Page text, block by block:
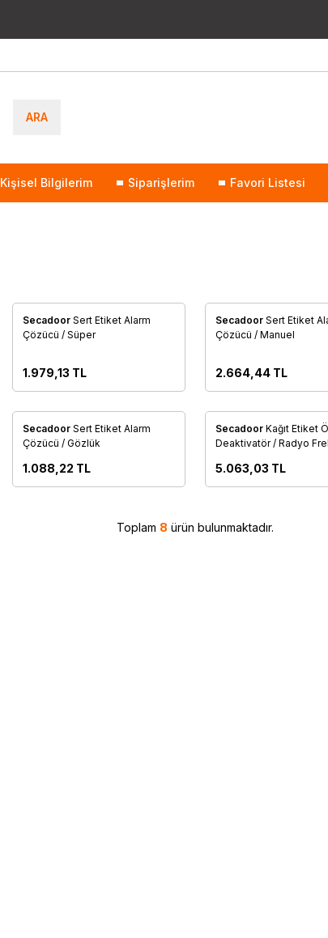
ARA
Kişisel Bilgilerim Siparişlerim Favori Listesi
Favorilere Ekle
Secadoor Sert Etiket Alarm
Çözücü / Süper
1.979,13 TL
Favorilere Ekle
Secadoor Sert Etiket
Çözücü / Manuel
2.664,44 TL
Favorilere Ekle
Secadoor Sert Etiket Alarm
Çözücü / Gözlük
1.088,22 TL
Favorilere Ekle
Secadoor Kağıt Etiket
Deaktivatör / Radyo
5.063,03 TL
Toplam 8 ürün bulunmaktadır.